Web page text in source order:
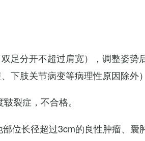
足分开不超过肩宽），调整姿势
下肢关节病变等病理性原因除外）
裂症，不合格。
位长径超过3cm的良性肿瘤、囊